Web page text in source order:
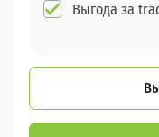
Выгода за